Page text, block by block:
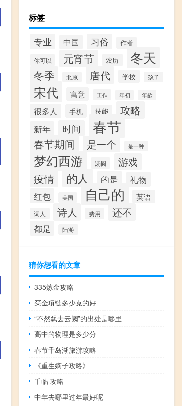
标签
专业 中国 习俗 作者
你可以 元宵节 农历 冬天
冬季 北京 唐代 学校 孩子
宋代 寓意 工作 年初 年龄
很多人 手机 技能 攻略
新年 时间 春节
春节期间 是一个 是一种
梦幻西游 汤圆 游戏
疫情 的人 的是
礼物
红包
美国 自己的 英语
词人 诗人 费用 还不
都是 陆游
猜你想看的文章
335炼金攻略
买金项链多少克的好
“不然飘去云阙”的出处是哪里
高中的物理是多少分
春节千岛湖旅游攻略
《重生嫡子攻略》
千临 攻略
中年去哪里过年最好呢